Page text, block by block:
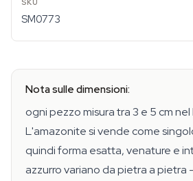
SM0773
Nota sulle dimensioni:
ogni pezzo misura tra 3 e 5 cm
L'amazonite si vende come
quindi forma esatta, venature e
azzurro variano da pietra a pietra